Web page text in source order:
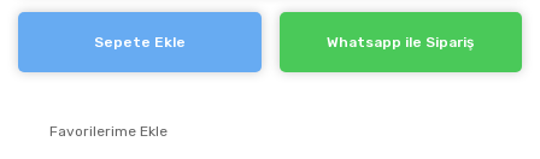
Sepete Ekle Whatsapp ile Sipariş